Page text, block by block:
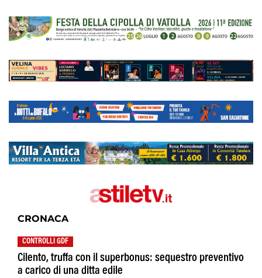
CRONACA
CONTROLLI GDF
Cilento, truffa con il superbonus: sequestro preventivo
a carico di una ditta edile